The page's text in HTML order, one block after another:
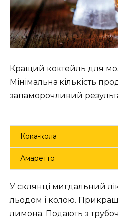
Кращий коктейль для
Мінімальна кількість
запаморочливий
Кока-кола
Амаретто
У склянці мигдальний
льодом і колою.
лимона. Подають з